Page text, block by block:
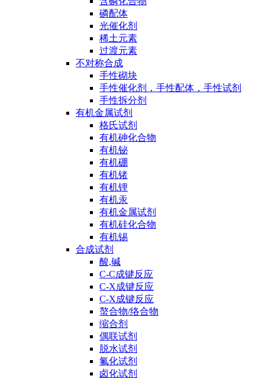
磷配体
光催化剂
稀土元素
过渡元素
不对称合成
手性砌块
手性催化剂，手性配体，手性试剂
手性拆分剂
有机金属试剂
格氏试剂
有机砷化合物
有机铋
有机硼
有机锗
有机锂
有机汞
有机金属试剂
有机硅化合物
有机锡
合成试剂
酸,碱
C-C成键反应
C-X成键反应
C-X成键反应
螯合物/络合物
缩合剂
偶联试剂
脱水试剂
氟化试剂
卤化试剂